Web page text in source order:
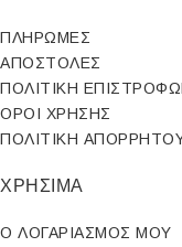
ΠΛΗΡΩΜΕΣ
ΑΠΟΣΤΟΛΕΣ
ΠΟΛΙΤΙΚΗ
ΟΡΟΙ ΧΡΗΣΗΣ
ΠΟΛΙΤΙΚΗ
ΧΡΗΣΙΜΑ
Ο ΛΟΓΑΡΙΑΣΜΟΣ ΜΟΥ